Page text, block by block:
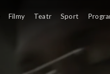
Filmy Teatr Sport